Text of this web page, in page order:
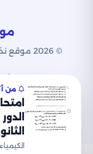
© 2026 موقع نذاكر التعليمي. جميع الحقوق محفوظة.
من نحن
من
الكيمياء